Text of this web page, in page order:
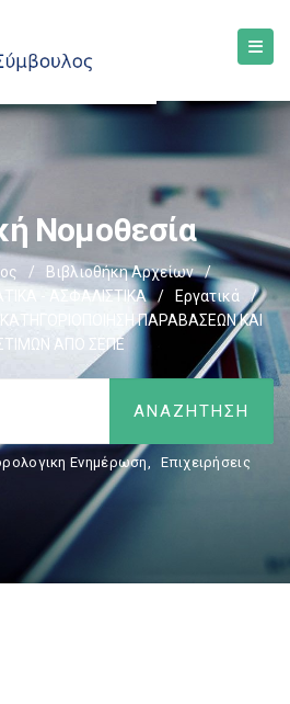
Νομοθεσία
/ Βιβλιοθήκη Αρχείων
/
- ΑΣΦΑΛΙΣΤΙΚΑ / Εργατικά
/
ΚΑΤΗΓΟΡΙΟΠΟΙΗΣΗ ΠΑΡΑΒΑΣΕΩΝ ΚΑΙ
ΑΠΟ ΣΕΠΕ
Ενημέρωση, Επιχειρήσεις